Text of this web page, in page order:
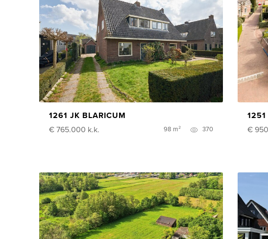
1261 JK BLARICUM
€ 765.000 k.k. 98 m² 370
1251
€